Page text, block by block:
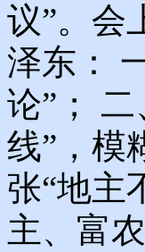
议”。会
泽东：
论”；
线”，模
张“地主
主、富